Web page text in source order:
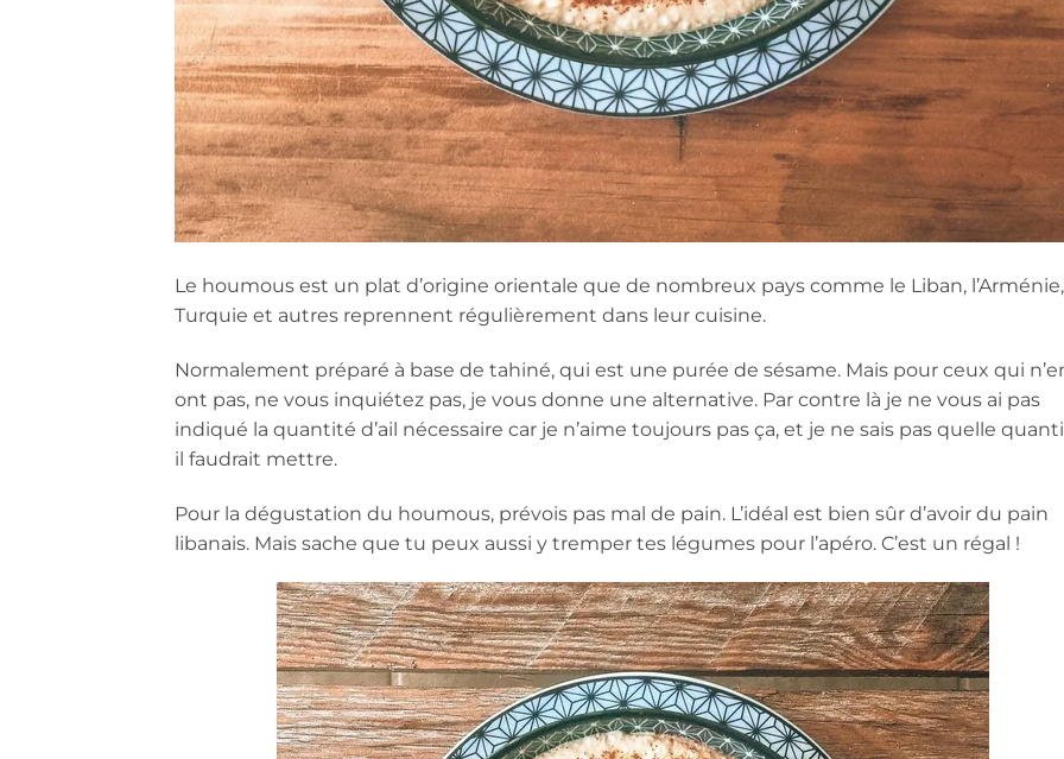
Le houmous est un plat d’origine orientale que de nombreux pays comme le Liban,
Turquie et autres reprennent régulièrement dans leur cuisine.
Normalement préparé à base de tahiné, qui est une purée de sésame. Mais pour ceux qui
ont pas, ne vous inquiétez pas, je vous donne une alternative. Par contre là je ne vous ai pas
indiqué la quantité d’ail nécessaire car je n’aime toujours pas ça, et je ne sais pas quelle
il faudrait mettre.
Pour la dégustation du houmous, prévois pas mal de pain. L’idéal est bien sûr d’avoir du pain
libanais. Mais sache que tu peux aussi y tremper tes légumes pour l’apéro. C’est un régal !